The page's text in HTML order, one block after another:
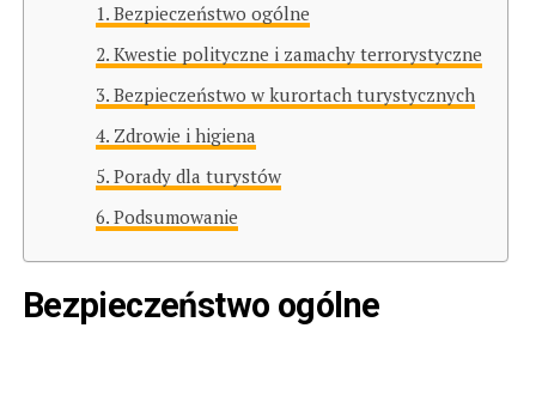
Bezpieczeństwo ogólne
Kwestie polityczne i zamachy terrorystyczne
Bezpieczeństwo w kurortach turystycznych
Zdrowie i higiena
Porady dla turystów
Podsumowanie
Bezpieczeństwo ogólne